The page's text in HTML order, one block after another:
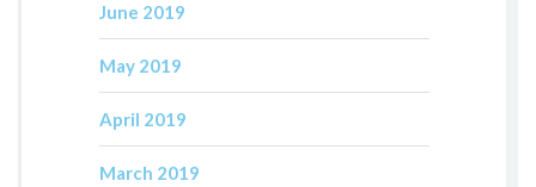
June 2019
May 2019
April 2019
March 2019